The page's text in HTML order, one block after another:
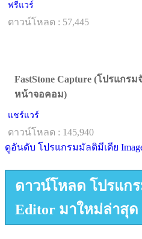
ฟรีแวร์
ดาวน์โหลด : 57,445
FastStone Capture (โปรแกร
หน้าจอคอม)
แชร์แวร์
ดาวน์โหลด : 145,940
ดูอันดับ โปรแกรมมัลติมีเดีย
ดาวน์โหลด โปรแกร
Editor มาใหม่ล่าสุด